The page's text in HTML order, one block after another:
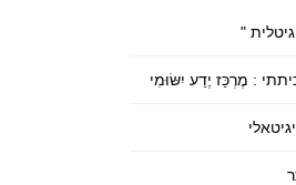
"
: מֶרְכַּז יֶדַע יִשּׂוּמִי